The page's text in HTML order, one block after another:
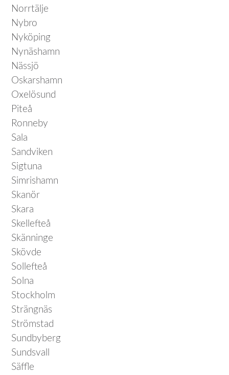
Norrtälje
Nybro
Nyköping
Nynäshamn
Nässjö
Oskarshamn
Oxelösund
Piteå
Ronneby
Sala
Sandviken
Sigtuna
Simrishamn
Skanör
Skara
Skellefteå
Skänninge
Skövde
Sollefteå
Solna
Stockholm
Strängnäs
Strömstad
Sundbyberg
Sundsvall
Säffle